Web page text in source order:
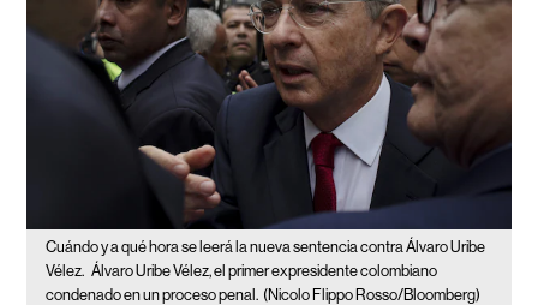
Cuándo y a qué hora se leerá la nueva sentencia contra Álvaro Uribe
Vélez. Álvaro Uribe Vélez, el primer expresidente colombiano
condenado en un proceso penal. (Nicolo Flippo Rosso/Bloomberg)